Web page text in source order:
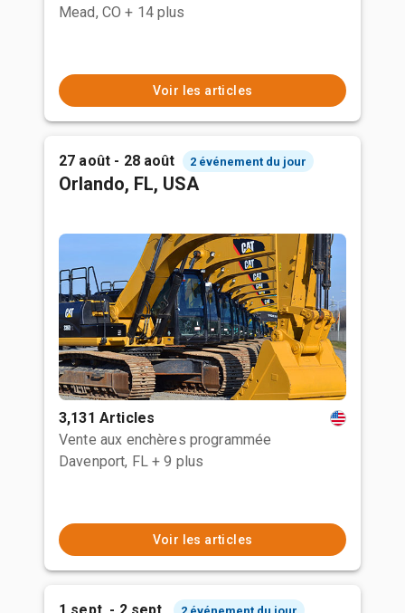
Mead, CO + 14 plus
Voir les articles
27 août - 28 août 2 événement du jour
Orlando, FL, USA
3,131 Articles
Vente aux enchères programmée
Davenport, FL + 9 plus
Voir les articles
2 événement du jour